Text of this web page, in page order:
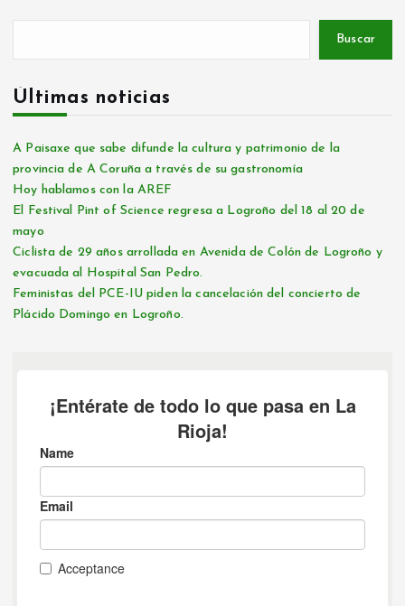
Buscar
Últimas noticias
A Paisaxe que sabe difunde la cultura y patrimonio de la
provincia de A Coruña a través de su gastronomía
Hoy hablamos con la AREF
El Festival Pint of Science regresa a Logroño del 18 al 20 de
mayo
Ciclista de 29 años arrollada en Avenida de Colón de Logroño y
evacuada al Hospital San Pedro.
Feministas del PCE-IU piden la cancelación del concierto de
Plácido Domingo en Logroño.